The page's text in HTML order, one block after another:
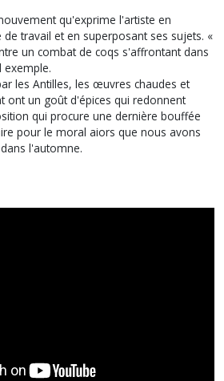
qu'exprime l'artiste en
travail et en superposant ses sujets. «
un combat de coqs s'affrontant dans
exemple.
les Antilles, les œuvres chaudes et
ont un goût d'épices qui redonnent
qui procure une dernière bouffée
pour le moral aiors que nous avons
l'automne.